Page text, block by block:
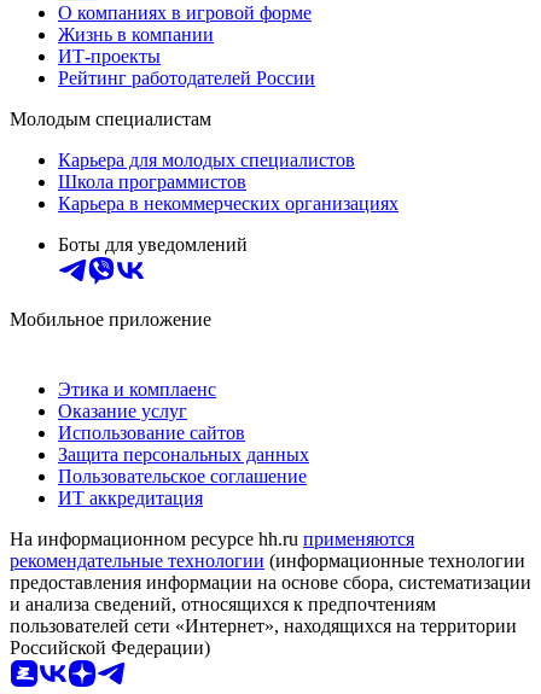
О компаниях в игровой форме
Жизнь в компании
ИТ-проекты
Рейтинг работодателей России
Молодым специалистам
Карьера для молодых специалистов
Школа программистов
Карьера в некоммерческих организациях
Боты для уведомлений
Мобильное приложение
Этика и комплаенс
Оказание услуг
Использование сайтов
Защита персональных данных
Пользовательское соглашение
ИТ аккредитация
На информационном ресурсе hh.ru применяются
рекомендательные технологии (информационные технологии
предоставления информации на основе сбора, систематизации
и анализа сведений, относящихся к предпочтениям
пользователей сети «Интернет», находящихся на территории
Российской Федерации)